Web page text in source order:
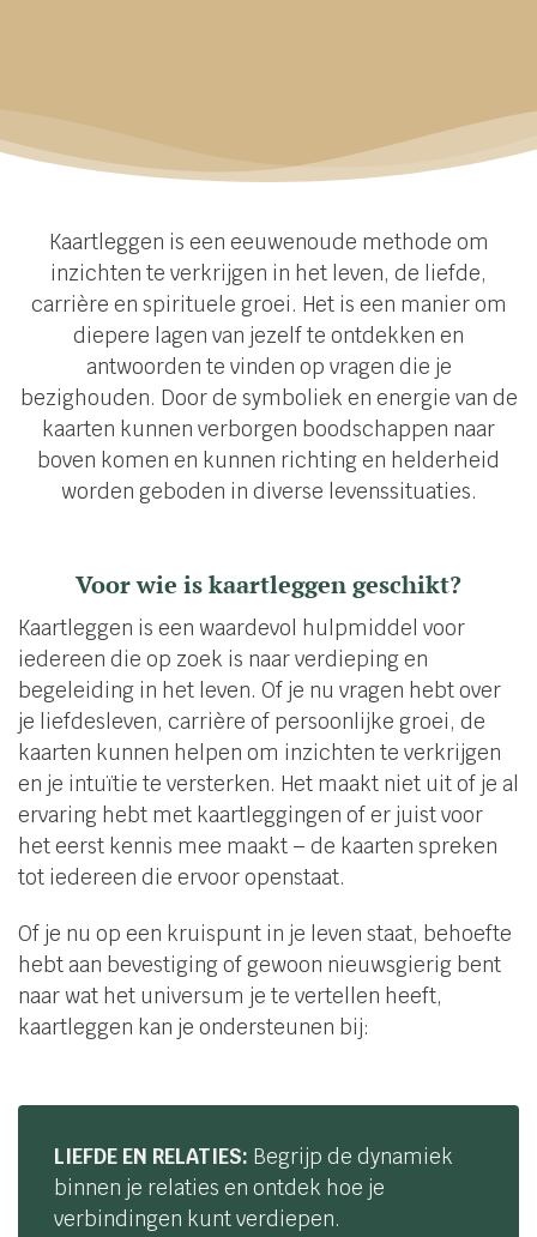
Kaartleggen is een eeuwenoude methode om
inzichten te verkrijgen in het leven, de liefde,
carrière en spirituele groei. Het is een manier om
diepere lagen van jezelf te ontdekken en
antwoorden te vinden op vragen die je
bezighouden. Door de symboliek en energie van de
kaarten kunnen verborgen boodschappen naar
boven komen en kunnen richting en helderheid
worden geboden in diverse levenssituaties.
Voor wie is kaartleggen geschikt?
Kaartleggen is een waardevol hulpmiddel voor
iedereen die op zoek is naar verdieping en
begeleiding in het leven. Of je nu vragen hebt over
je liefdesleven, carrière of persoonlijke groei, de
kaarten kunnen helpen om inzichten te verkrijgen
en je intuïtie te versterken. Het maakt niet uit of je al
ervaring hebt met kaartleggingen of er juist voor
het eerst kennis mee maakt – de kaarten spreken
tot iedereen die ervoor openstaat.
Of je nu op een kruispunt in je leven staat, behoefte
hebt aan bevestiging of gewoon nieuwsgierig bent
naar wat het universum je te vertellen heeft,
kaartleggen kan je ondersteunen bij:
LIEFDE EN RELATIES: Begrijp de dynamiek
binnen je relaties en ontdek hoe je
verbindingen kunt verdiepen.